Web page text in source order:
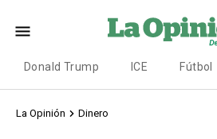
Donald Trump ICE Fútbol
La Opinión Dinero